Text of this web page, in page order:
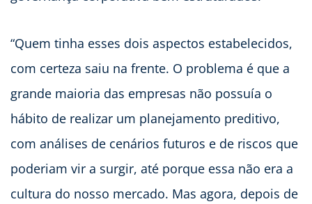
“Quem tinha esses dois aspectos estabelecidos,
com certeza saiu na frente. O problema é que a
grande maioria das empresas não possuía o
hábito de realizar um planejamento preditivo,
com análises de cenários futuros e de riscos que
poderiam vir a surgir, até porque essa não era a
cultura do nosso mercado. Mas agora, depois de